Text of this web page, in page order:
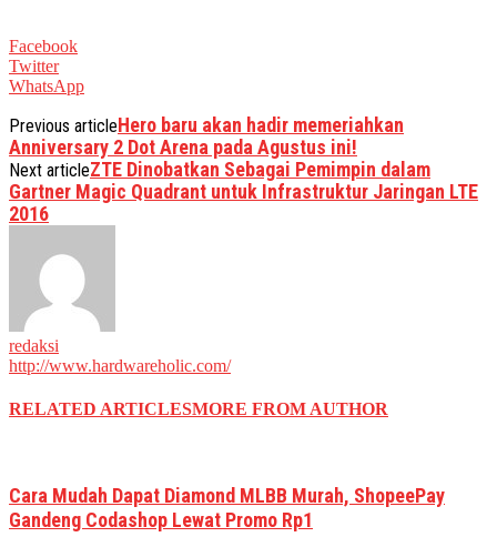
Facebook
Twitter
WhatsApp
Previous articleHero baru akan hadir memeriahkan
Anniversary 2 Dot Arena pada Agustus ini!
Next articleZTE Dinobatkan Sebagai Pemimpin dalam
Gartner Magic Quadrant untuk Infrastruktur Jaringan LTE
2016
redaksi
http://www.hardwareholic.com/
RELATED ARTICLESMORE FROM AUTHOR
Cara Mudah Dapat Diamond MLBB Murah, ShopeePay
Gandeng Codashop Lewat Promo Rp1